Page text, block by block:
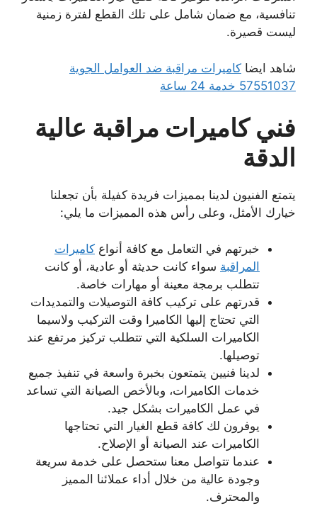
تنافسية، مع ضمان شامل على تلك القطع لفترة زمنية
ليست قصيرة.
شاهد ايضا كاميرات مراقبة ضد العوامل الجوية
57551037 خدمة 24 ساعة
فني كاميرات مراقبة عالية
الدقة
يتمتع الفنيون لدينا بمميزات فريدة كفيلة بأن تجعلنا
خيارك الأمثل، وعلى رأس هذه المميزات ما يلي:
خبرتهم في التعامل مع كافة أنواع كاميرات
المراقبة سواء كانت حديثة أو عادية، أو كانت
تتطلب برمجة معينة أو مهارات خاصة.
قدرتهم على تركيب كافة التوصيلات والتمديدات
التي تحتاج إليها الكاميرا وقت التركيب ولاسيما
الكاميرات السلكية التي تتطلب تركيز مرتفع عند
توصيلها.
لدينا فنيين يتمتعون بخبرة واسعة في تنفيذ جميع
خدمات الكاميرات، وبالأخص الصيانة التي تساعد
في عمل الكاميرات بشكل جيد.
يوفرون لك كافة قطع الغيار التي تحتاجها
الكاميرات عند الصيانة أو الإصلاح.
عندما تتواصل معنا ستحصل على خدمة سريعة
وجودة عالية من خلال أداء عملائنا المميز
والمحترف.